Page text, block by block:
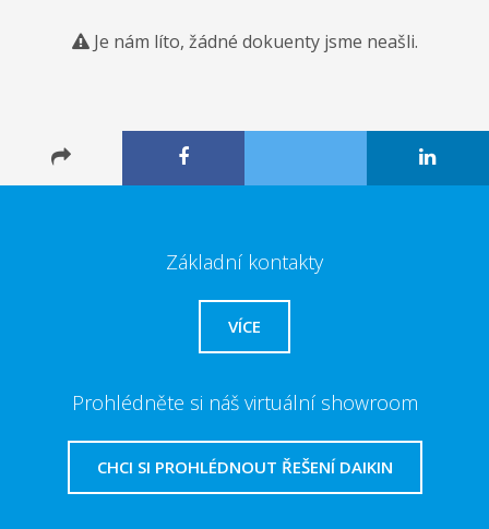
Je nám líto, žádné dokuenty jsme neašli.
Základní kontakty
VÍCE
Prohlédněte si náš virtuální showroom
CHCI SI PROHLÉDNOUT ŘEŠENÍ DAIKIN